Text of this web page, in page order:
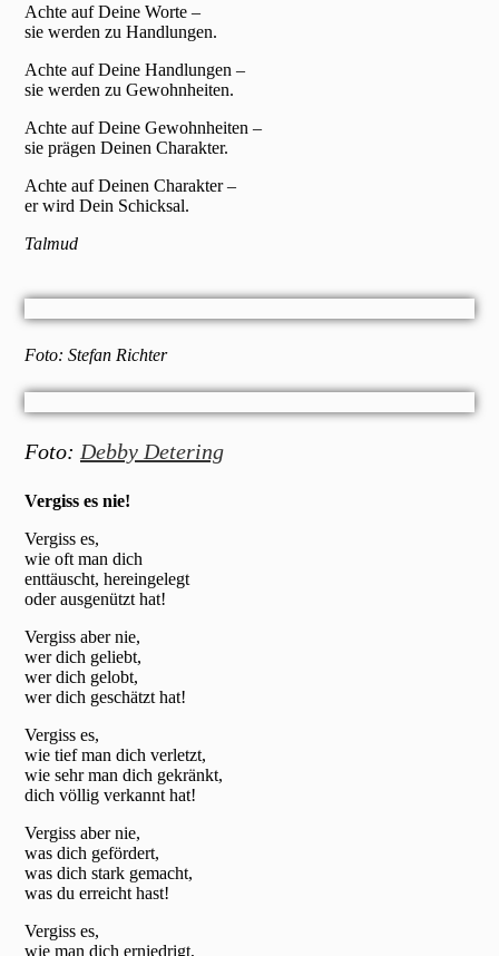
Achte auf Deine Worte –
sie werden zu Handlungen.
Achte auf Deine Handlungen –
sie werden zu Gewohnheiten.
Achte auf Deine Gewohnheiten –
sie prägen Deinen Charakter.
Achte auf Deinen Charakter –
er wird Dein Schicksal.
Talmud
Foto: Stefan Richter
Foto: Debby Detering
Vergiss es nie!
Vergiss es,
wie oft man dich
enttäuscht, hereingelegt
oder ausgenützt hat!
Vergiss aber nie,
wer dich geliebt,
wer dich gelobt,
wer dich geschätzt hat!
Vergiss es,
wie tief man dich verletzt,
wie sehr man dich gekränkt,
dich völlig verkannt hat!
Vergiss aber nie,
was dich gefördert,
was dich stark gemacht,
was du erreicht hast!
Vergiss es,
wie man dich erniedrigt,